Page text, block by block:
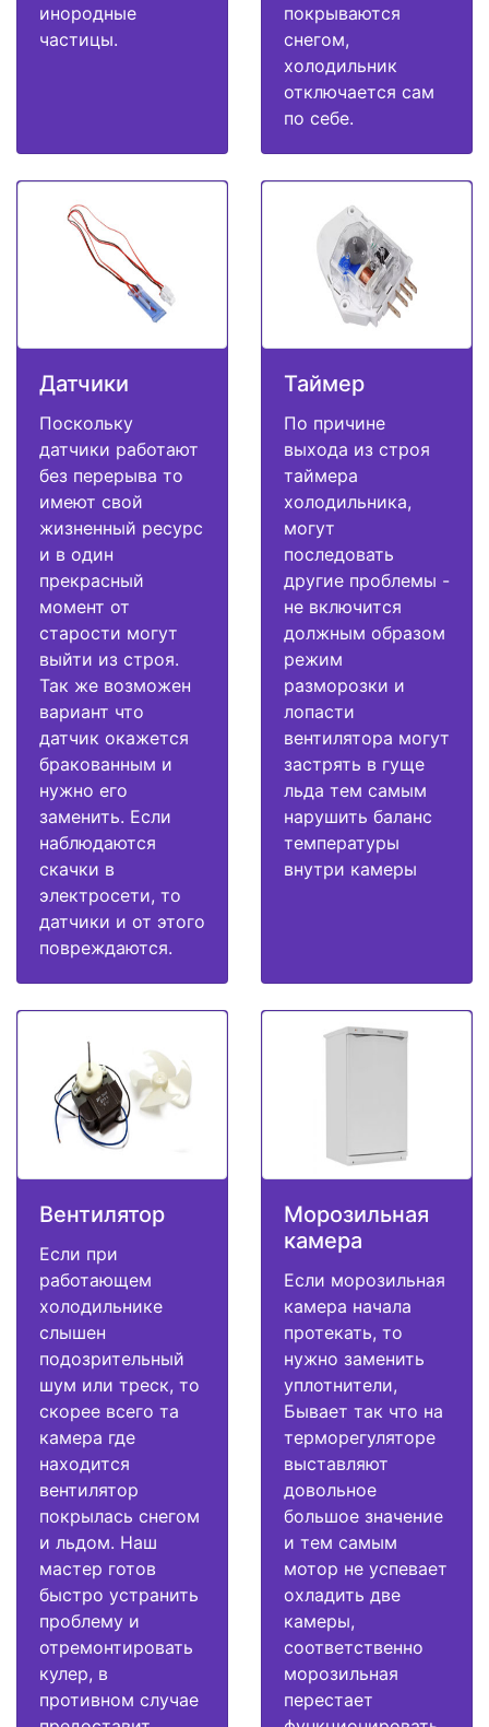
инородные
частицы.
покрываются
снегом,
холодильник
отключается сам
по себе.
Датчики
Поскольку
датчики работают
без перерыва то
имеют свой
жизненный ресурс
и в один
прекрасный
момент от
старости могут
выйти из строя.
Так же возможен
вариант что
датчик окажется
бракованным и
нужно его
заменить. Если
наблюдаются
скачки в
электросети, то
датчики и от этого
повреждаются.
Таймер
По причине
выхода из строя
таймера
холодильника,
могут
последовать
другие проблемы -
не включится
должным образом
режим
разморозки и
лопасти
вентилятора могут
застрять в гуще
льда тем самым
нарушить баланс
температуры
внутри камеры
Вентилятор
Если при
работающем
холодильнике
слышен
подозрительный
шум или треск, то
скорее всего та
камера где
находится
вентилятор
покрылась снегом
и льдом. Наш
мастер готов
быстро устранить
проблему и
отремонтировать
кулер, в
противном случае
Морозильная
камера
Если морозильная
камера начала
протекать, то
нужно заменить
уплотнители,
Бывает так что на
терморегуляторе
выставляют
довольное
большое значение
и тем самым
мотор не успевает
охладить две
камеры,
соответственно
морозильная
перестает